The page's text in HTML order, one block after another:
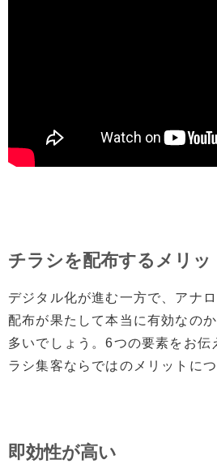
チラシを配布するメリッ
デジタル化が進む一方で、アナ
配布が果たして本当に有効なの
多いでしょう。6つの要素をお伝
ラシ集客ならではのメリットに
即効性が高い